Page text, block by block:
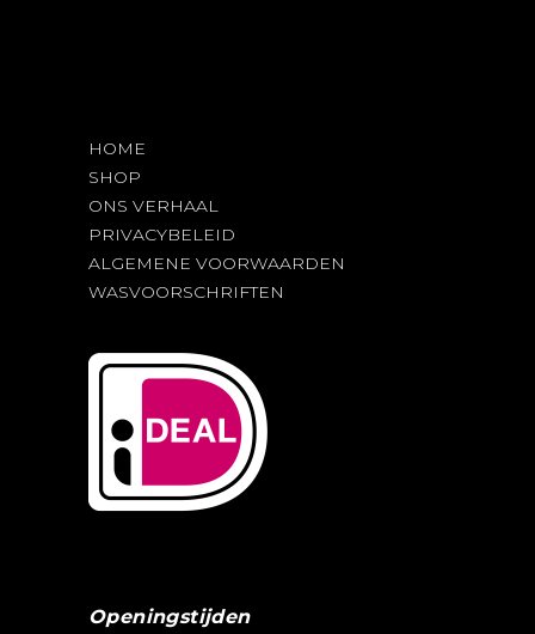
HOME
SHOP
ONS VERHAAL
PRIVACYBELEID
ALGEMENE VOORWAARDEN
WASVOORSCHRIFTEN
Openingstijden